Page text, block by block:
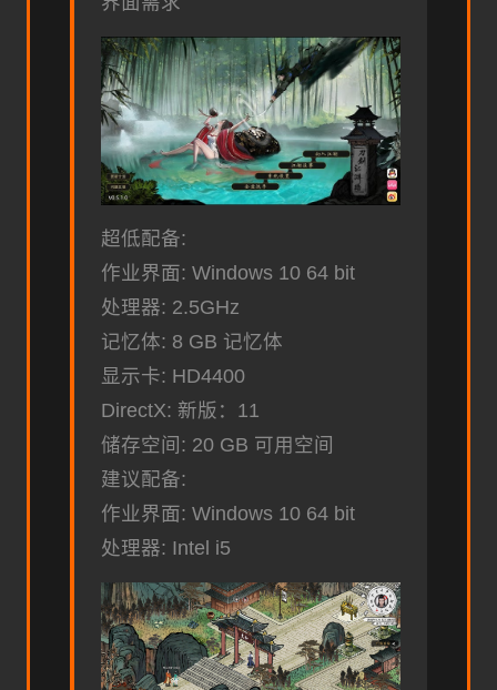
超低配备:
作业界面: Windows 10 64 bit
处理器: 2.5GHz
记忆体: 8 GB 记忆体
显示卡: HD4400
DirectX: 新版：11
储存空间: 20 GB 可用空间
建议配备:
作业界面: Windows 10 64 bit
处理器: Intel i5